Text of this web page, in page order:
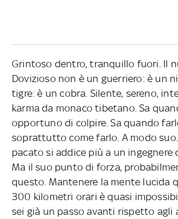
Grintoso dentro, tranquillo fuori. Il
Dovizioso non è un guerriero: è un
tigre: è un cobra. Silente, sereno,
karma da monaco tibetano. Sa
opportuno di colpire. Sa quando
soprattutto come farlo. A modo
pacato si addice più a un ingegnere
Ma il suo punto di forza,
questo. Mantenere la mente lucida
300 kilometri orari è quasi
sei già un passo avanti rispetto agli